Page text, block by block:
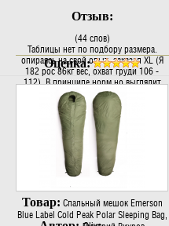
Отзыв:
(44 слов)
Таблицы нет по подбору размера.
опираясь на свой опыт, заказал XL (Я
182 рос 86кг вес, охват груди 106 -
112). В принципе норм но выглядит
длинновато. Заказал еще L - оказалось
самое то на футболку. Главное боялся
что рукава коротки будут, но нет вс..
Оценка:
Товар: Спальный мешок Emerson
Blue Label Cold Peak Polar Sleeping Bag,